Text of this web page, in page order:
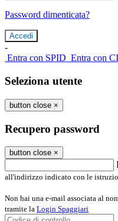
Password dimenticata?
-
Entra con SPID Entra con
Seleziona utente
button close ×
Recupero password
button close ×
all'indirizzo indicato con le
Non hai una e-mail associata al
tramite la Login Spaggiari